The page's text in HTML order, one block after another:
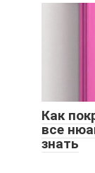
Как
все
знать